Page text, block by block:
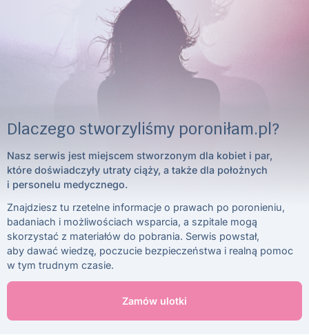
Dlaczego stworzyliśmy poroniłam.pl?
Nasz serwis jest miejscem stworzonym dla kobiet i par,
które doświadczyły utraty ciąży, a także dla położnych
i personelu medycznego.
Znajdziesz tu rzetelne informacje o prawach po poronieniu,
badaniach i możliwościach wsparcia, a szpitale mogą
skorzystać z materiałów do pobrania. Serwis powstał,
aby dawać wiedzę, poczucie bezpieczeństwa i realną pomoc
w tym trudnym czasie.
Zamów ulotki